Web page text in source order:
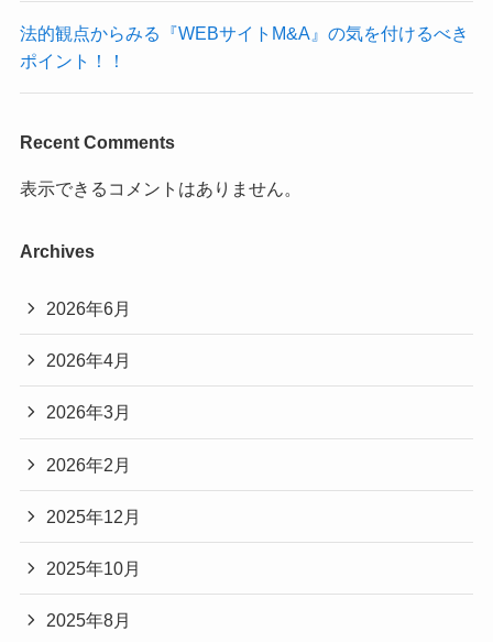
法的観点からみる『WEBサイトM&A』の気を付けるべき
ポイント！！
Recent Comments
表示できるコメントはありません。
Archives
2026年6月
2026年4月
2026年3月
2026年2月
2025年12月
2025年10月
2025年8月